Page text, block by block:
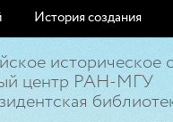
История создания
историческое
центр РАН-МГУ